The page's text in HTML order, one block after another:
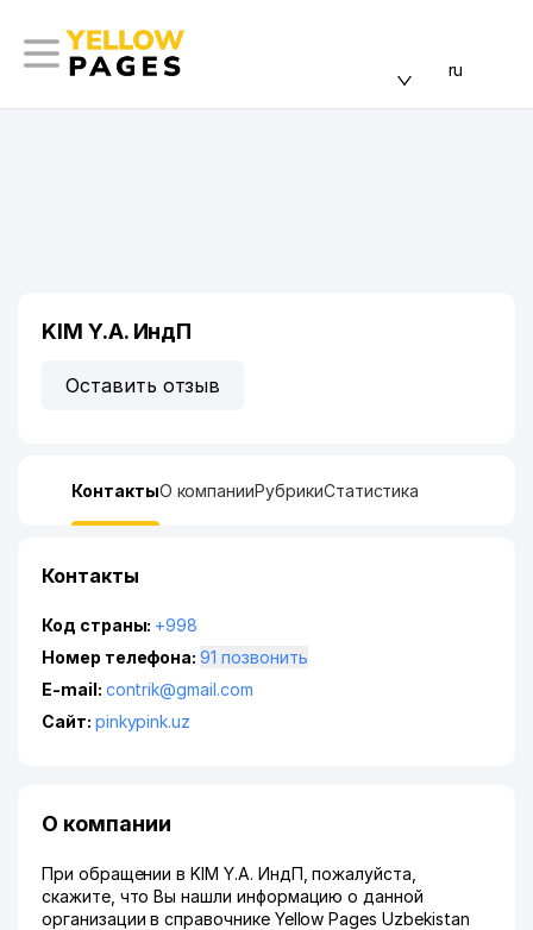
ru
KIM Y.A. ИндП
Оставить отзыв
КонтактыО компанииРубрикиСтатистика
Контакты
Код страны: +998
Номер телефона:
91 позвонить
E-mail: contrik@gmail.com
Сайт: pinkypink.uz
О компании
При обращении в KIM Y.A. ИндП, пожалуйста,
скажите, что Вы нашли информацию о данной
организации в справочнике Yellow Pages Uzbekistan